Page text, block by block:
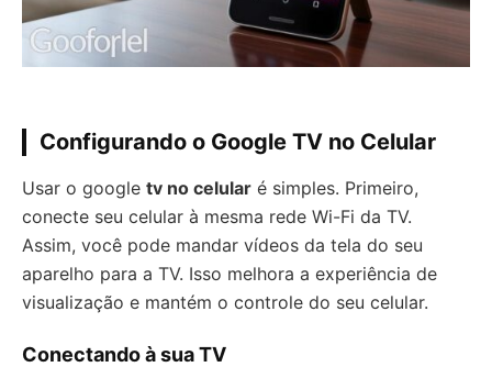
Configurando o Google TV no Celular
Usar o google tv no celular é simples. Primeiro,
conecte seu celular à mesma rede Wi-Fi da TV.
Assim, você pode mandar vídeos da tela do seu
aparelho para a TV. Isso melhora a experiência de
visualização e mantém o controle do seu celular.
Conectando à sua TV